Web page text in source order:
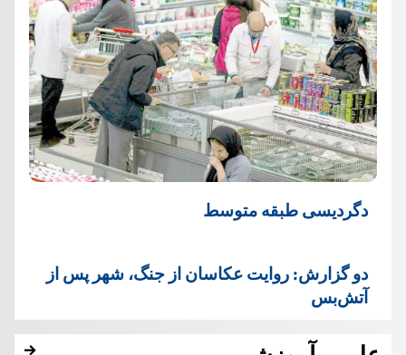
دگردیسی طبقه متوسط
دو گزارش: روایت عکاسان از جنگ، شهر پس از
آتش‌بس